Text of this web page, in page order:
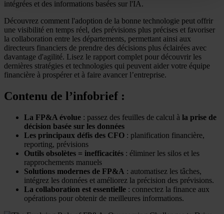
processed by US authorities.
intégrées et des informations basées sur l'IA.
Découvrez comment l'adoption de la bonne technologie peut offrir
une visibilité en temps réel, des prévisions plus précises et favoriser
la collaboration entre les départements, permettant ainsi aux
directeurs financiers de prendre des décisions plus éclairées avec
davantage d'agilité. Lisez le rapport complet pour découvrir les
dernières stratégies et technologies qui peuvent aider votre équipe
financière à prospérer et à faire avancer l’entreprise.
Contenu de l’infobrief :
La FP&A évolue : passez des feuilles de calcul à la prise de
décision basée sur les données
Les principaux défis des CFO : planification financière,
reporting, prévisions
Outils obsolètes = inefficacités : éliminer les silos et les
rapprochements manuels
Solutions modernes de FP&A : automatisez les tâches,
intégrez les données et améliorez la précision des prévisions.
La collaboration est essentielle : connectez la finance aux
opérations pour obtenir de meilleures informations.